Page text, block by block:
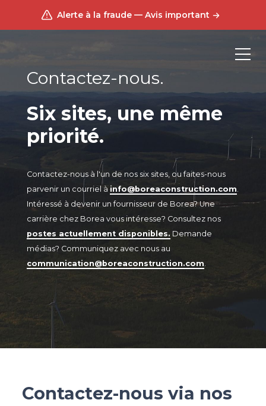
Contactez-nous.
Six sites, une même
priorité.
Contactez-nous à l'un de nos six sites, ou faites-nous
parvenir un courriel à info@boreaconstruction.com.
Intéressé à devenir un fournisseur de Borea? Une
carrière chez Borea vous intéresse? Consultez nos
postes actuellement disponibles. Demande
médias? Communiquez avec nous au
communication@boreaconstruction.com.
Contactez-nous via nos
Alerte à la fraude — Avis important